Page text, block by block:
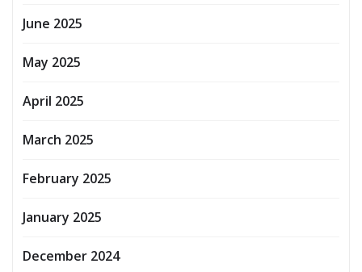
June 2025
May 2025
April 2025
March 2025
February 2025
January 2025
December 2024